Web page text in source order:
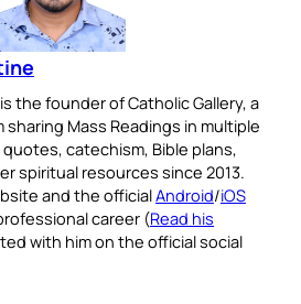
the founder of Catholic Gallery, a
Mass Readings in multiple
catechism, Bible plans,
spiritual resources since 2013.
and the officialAndroid/iOS
career (Read his
with him on the official social